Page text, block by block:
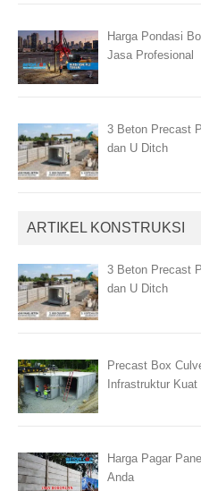
Harga Pondasi
Jasa Profesional
3 Beton Precast
dan U Ditch
ARTIKEL KONSTRUKSI
3 Beton Precast
dan U Ditch
Precast Box
Infrastruktur Kuat
Harga Pagar
Anda